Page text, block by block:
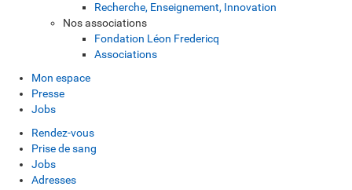
Recherche, Enseignement, Innovation
Nos associations
Fondation Léon Fredericq
Associations
Mon espace
Presse
Jobs
Rendez-vous
Prise de sang
Jobs
Adresses